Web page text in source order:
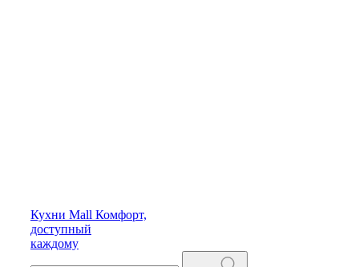
Кухни Mall Комфорт,
доступный
каждому